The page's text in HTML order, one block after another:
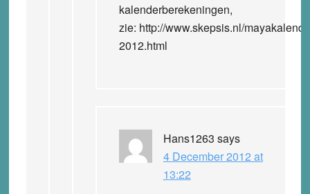
kalenderberekeningen,
zie: http://www.skepsis.nl/
2012.html
Hans1263 says
4 December 2012 at
13:22